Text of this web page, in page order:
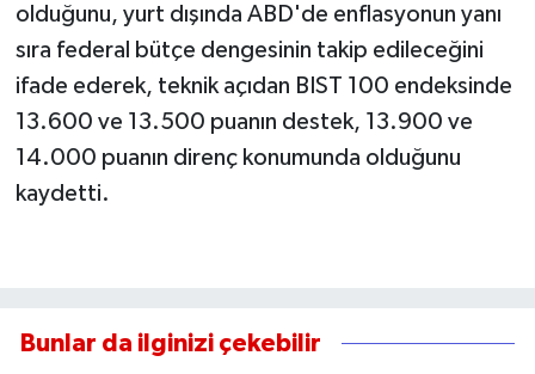
olduğunu, yurt dışında ABD'de enflasyonun yanı
sıra federal bütçe dengesinin takip edileceğini
ifade ederek, teknik açıdan BIST 100 endeksinde
13.600 ve 13.500 puanın destek, 13.900 ve
14.000 puanın direnç konumunda olduğunu
kaydetti.
Bunlar da ilginizi çekebilir